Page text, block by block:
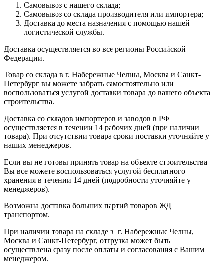
Самовывоз с нашего склада;
Самовывоз со склада производителя или импортера;
Доставка до места назначения с помощью нашей
логистической службы.
Доставка осуществляется во все регионы Российской
Федерации.
Товар со склада в г. Набережные Челны, Москва и Санкт-
Петербург вы можете забрать самостоятельно или
воспользоваться услугой доставки товара до вашего объекта
строительства.
Доставка со складов импортеров и заводов в РФ
осуществляется в течении 14 рабочих дней (при наличии
товара). При отсутствии товара сроки поставки уточняйте у
наших менеджеров.
Если вы не готовы принять товар на объекте строительства
Вы все можете воспользоваться услугой бесплатного
хранения в течении 14 дней (подробности уточняйте у
менеджеров).
Возможна доставка больших партий товаров ЖД
транспортом.
При наличии товара на складе в г. Набережные Челны,
Москва и Санкт-Петербург, отгрузка может быть
осуществлена сразу после оплаты и согласования с Вашим
менеджером.